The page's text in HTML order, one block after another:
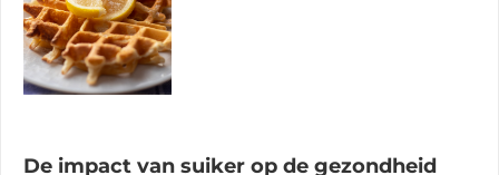
De impact van suiker op de gezondheid